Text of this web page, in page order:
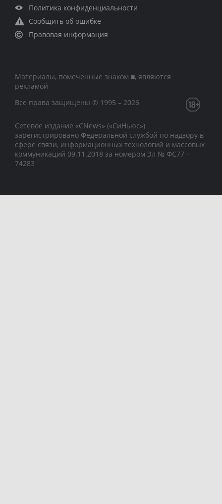
Политика конфиденциальности
Сообщить об ошибке
Правовая информация
Материалы, помеченные знаком ■, являются
рекламой
Все права защищены © 1995 – 2026
Сетевое издание «CNews» («СиНьюс»)
зарегистрировано Федеральной службой по надзору в
сфере связи, информационных технологий и массовых
коммуникаций 09.11.2018 за номером Эл № ФС77 –
74283